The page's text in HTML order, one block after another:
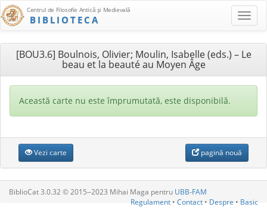
Centrul de Filosofie Antică şi Medievală
BIBLIOTECA
[BOU3.6] Boulnois, Olivier; Moulin, Isabelle (eds.) – Le
beau et la beauté au Moyen Âge
Această carte nu este împrumutată, este disponibilă.
Vezi carte pagină nouă
BiblioCat 3.0.32 © 2015‒2023 Mihai Maga pentru UBB-FAM
Regulament • Contact • Despre • Basic